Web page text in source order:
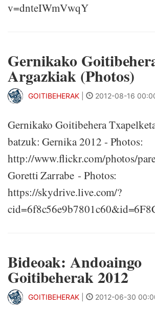
v=dnteIWmVwqY
Gernikako
Argazkiak (Photos)
GOITIBEHERAK 2012-08-16
Gernikako Goitibehera
batzuk: Gernika 2012 - Photos:
http://www.flickr.com/photos/
Goretti Zarrabe - Photos:
https://skydrive.live.com/?
Bideoak: Andoaingo
Goitibeherak 2012
GOITIBEHERAK 2012-06-30